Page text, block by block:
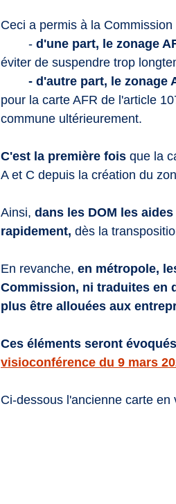
Ceci a permis à la
	-
d'une part, le zonage
éviter de suspendre trop
- d'autre part, le zonage
pour la carte AFR de l'article
commune ultérieurement.
C'est la première fois que la
A et C depuis la création du
Ainsi, dans les DOM les
rapidement, dès la
En revanche, en métropole,
Commission, ni traduites en
plus être allouées aux
Ces éléments seront
visioconférence du 9 mars
Ci-dessous l'ancienne carte